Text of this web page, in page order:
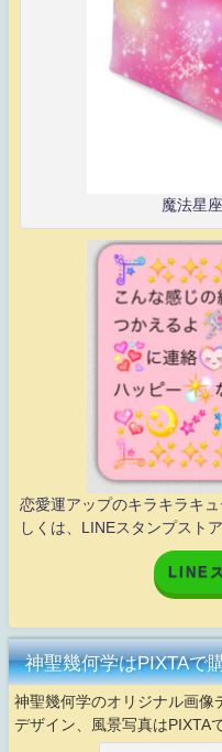
魔法星
恋愛運アップのキラキラキ
しくは、LINEスタンプスト
LINE
神聖幾何学はPIXTAで
神聖幾何学のオリジナル画像
デザイン、風景写真はPIXTA